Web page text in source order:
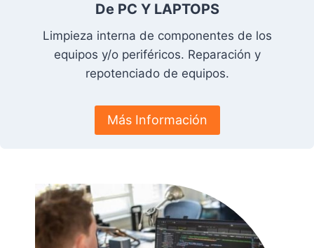
De PC Y LAPTOPS
Limpieza interna de componentes de los
equipos y/o periféricos. Reparación y
repotenciado de equipos.
Más Información